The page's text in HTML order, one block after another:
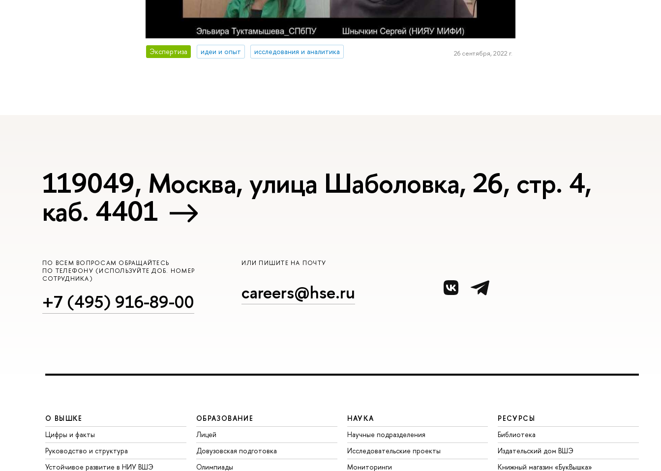
Экспертиза идеи и опыт исследования и аналитика 26 сентября, 2022 г.
119049, Москва, улица Шаболовка, 26, стр. 4,
каб. 4401
ПО ВСЕМ ВОПРОСАМ ОБРАЩАЙТЕСЬ
ПО ТЕЛЕФОНУ (ИСПОЛЬЗУЙТЕ ДОБ. НОМЕР
СОТРУДНИКА)
+7 (495) 916-89-00
ИЛИ ПИШИТЕ НА ПОЧТУ
careers@hse.ru
О ВЫШКЕ
Цифры и факты
Руководство и структура
Устойчивое развитие в НИУ ВШЭ
ОБРАЗОВАНИЕ
Лицей
Довузовская подготовка
Олимпиады
НАУКА
Научные подразделения
Исследовательские проекты
Мониторинги
РЕСУРСЫ
Библиотека
Издательский дом ВШЭ
Книжный магазин «БукВышка»